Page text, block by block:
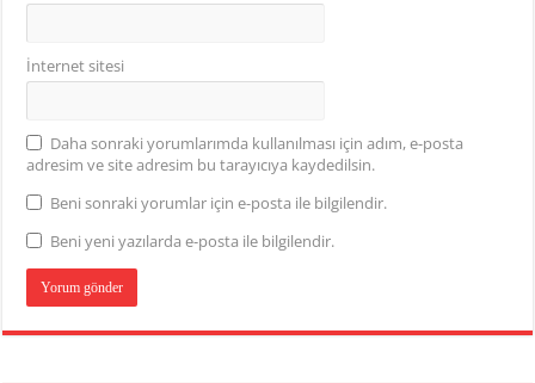
İnternet sitesi
Daha sonraki yorumlarımda kullanılması için adım, e-posta
adresim ve site adresim bu tarayıcıya kaydedilsin.
Beni sonraki yorumlar için e-posta ile bilgilendir.
Beni yeni yazılarda e-posta ile bilgilendir.